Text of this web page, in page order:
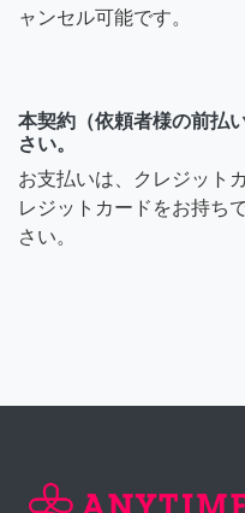
ャンセル可能です。
本契約（依頼者様の前払
さい。
お支払いは、クレジット
レジットカードをお持ち
さい。